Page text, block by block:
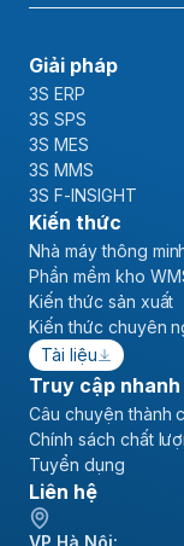
Giải pháp
3S ERP
3S SPS
3S MES
3S MMS
3S F-INSIGHT
Kiến thức
Nhà máy thông
Phần mềm kho
Kiến thức sản xuất
Kiến thức chuyên
Tài liệu
Truy cập nhanh
Câu chuyện thành
Chính sách chất
Tuyển dụng
Liên hệ